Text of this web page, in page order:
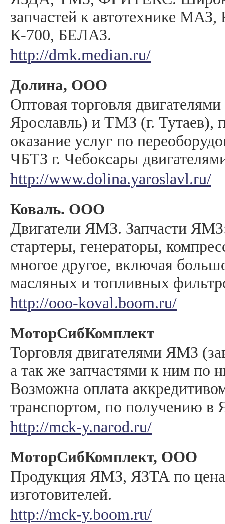
запчастей к автотехнике
К-700, БЕЛАЗ.
http://dmk.median.ru/
Долина, ООО
Оптовая торговля
Ярославль) и ТМЗ (г. Тутаев),
оказание услуг по
ЧБТЗ г. Чебоксары
http://www.dolina.yaroslavl.ru/
Коваль. ООО
Двигатели ЯМЗ. Запчасти
стартеры, генераторы,
многое другое, включая
масляных и топливных
http://ooo-koval.boom.ru/
МоторСибКомплект
Торговля двигателями ЯМЗ
а так же запчастями к ним по
Возможна оплата
транспортом, по получению в
http://mck-y.narod.ru/
МоторСибКомплект, ООО
Продукция ЯМЗ, ЯЗТА по
изготовителей.
http://mck-y.boom.ru/